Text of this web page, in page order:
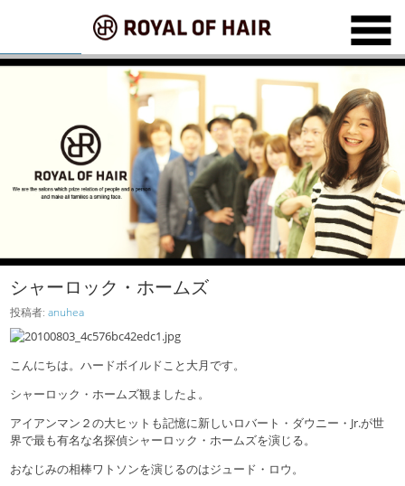
シャーロック・ホームズ
投稿者:anuhea
こんにちは。ハードボイルドこと大月です。
シャーロック・ホームズ観ましたよ。
アイアンマン２の大ヒットも記憶に新しいロバート・ダウニー・Jr.が世
界で最も有名な名探偵シャーロック・ホームズを演じる。
おなじみの相棒ワトソンを演じるのはジュード・ロウ。